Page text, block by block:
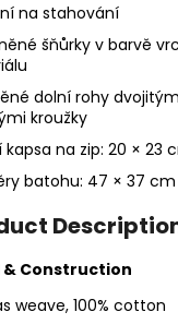
na stahování
šňůrky v barvě
dolní rohy
kroužky
kapsa na zip: 20 × 23
batohu: 47 × 37 cm
Construction
weave, 100% cotton